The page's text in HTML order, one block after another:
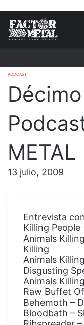
PODCAST
METAL
13 julio, 2009
Entrevista
Killing People
Animals
Killing
Animals
Disgusting
Animals
Raw Buffet
Behemoth –
Bloodbath –